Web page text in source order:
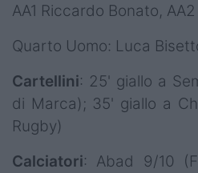
AA1 Riccardo Bonato,
Quarto Uomo: Luca
Cartellini: 25' giallo a
di Marca); 35' giallo a
Rugby)
Calciatori: Abad 9/10